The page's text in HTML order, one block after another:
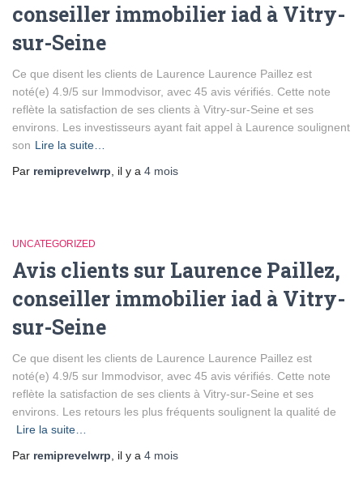
conseiller immobilier iad à Vitry-
sur-Seine
Ce que disent les clients de Laurence Laurence Paillez est
noté(e) 4.9/5 sur Immodvisor, avec 45 avis vérifiés. Cette note
reflète la satisfaction de ses clients à Vitry-sur-Seine et ses
environs. Les investisseurs ayant fait appel à Laurence soulignent
son Lire la suite…
Par remiprevelwrp , il y a 4 mois
UNCATEGORIZED
Avis clients sur Laurence Paillez,
conseiller immobilier iad à Vitry-
sur-Seine
Ce que disent les clients de Laurence Laurence Paillez est
noté(e) 4.9/5 sur Immodvisor, avec 45 avis vérifiés. Cette note
reflète la satisfaction de ses clients à Vitry-sur-Seine et ses
environs. Les retours les plus fréquents soulignent la qualité de
Lire la suite…
Par remiprevelwrp , il y a 4 mois